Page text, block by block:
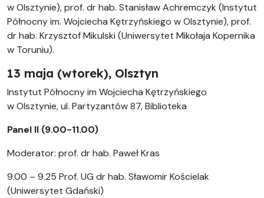
w Olsztynie), prof. dr hab. Stanisław Achremczyk (Instytut
Północny im. Wojciecha Kętrzyńskiego w Olsztynie), prof.
dr hab. Krzysztof Mikulski (Uniwersytet Mikołaja Kopernika
w Toruniu).
13 maja (wtorek), Olsztyn
Instytut Północny im Wojciecha Kętrzyńskiego
w Olsztynie, ul. Partyzantów 87, Biblioteka
Panel II (9.00-11.00)
Moderator: prof. dr hab. Paweł Kras
9.00 – 9.25 Prof. UG dr hab. Sławomir Kościelak
(Uniwersytet Gdański)